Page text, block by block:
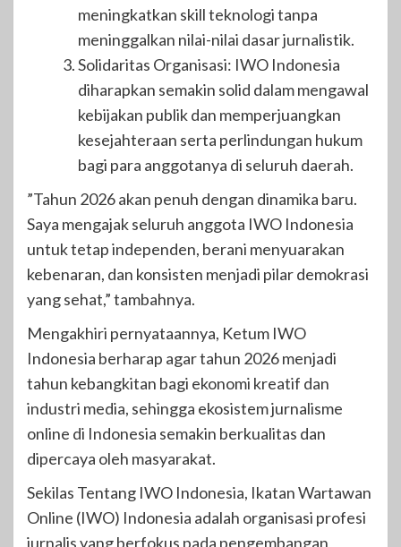
meningkatkan skill teknologi tanpa
meninggalkan nilai-nilai dasar jurnalistik.
​Solidaritas Organisasi: IWO Indonesia
diharapkan semakin solid dalam mengawal
kebijakan publik dan memperjuangkan
kesejahteraan serta perlindungan hukum
bagi para anggotanya di seluruh daerah.
​”Tahun 2026 akan penuh dengan dinamika baru.
Saya mengajak seluruh anggota IWO Indonesia
untuk tetap independen, berani menyuarakan
kebenaran, dan konsisten menjadi pilar demokrasi
yang sehat,” tambahnya.
​Mengakhiri pernyataannya, Ketum IWO
Indonesia berharap agar tahun 2026 menjadi
tahun kebangkitan bagi ekonomi kreatif dan
industri media, sehingga ekosistem jurnalisme
online di Indonesia semakin berkualitas dan
dipercaya oleh masyarakat.
​Sekilas Tentang IWO Indonesia, Ikatan Wartawan
Online (IWO) Indonesia adalah organisasi profesi
jurnalis yang berfokus pada pengembangan